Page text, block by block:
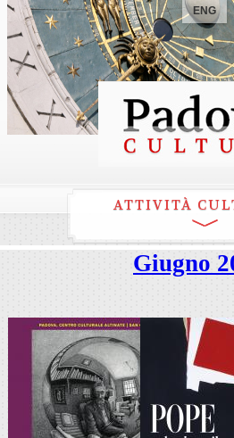
ENG
ATTIVITÀ
Giugno